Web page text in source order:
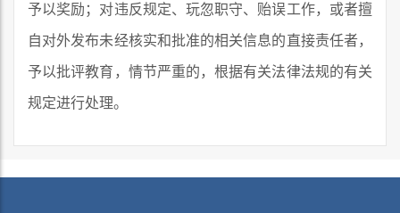
予以奖励；对违反规定、玩忽职守、贻误工作，或者擅
自对外发布未经核实和批准的相关信息的直接责任者，
予以批评教育，情节严重的，根据有关法律法规的有关
规定进行处理。